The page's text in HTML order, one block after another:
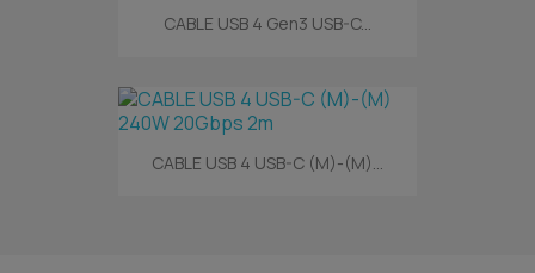
CABLE USB 4 Gen3 USB-C...
CABLE USB 4 USB-C (M)-(M)...